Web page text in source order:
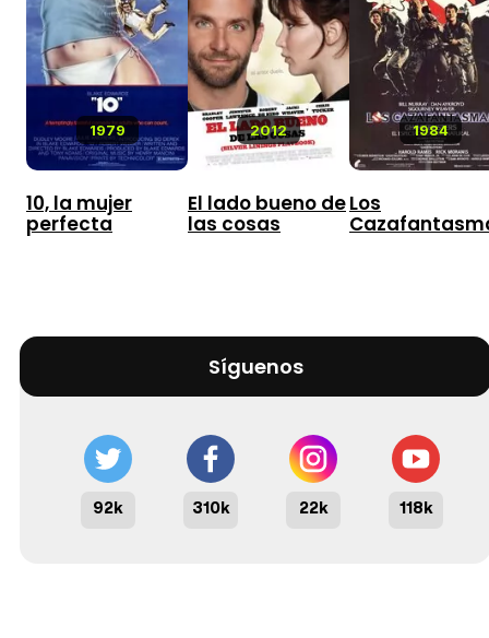
1979
10, la mujer
perfecta
2012
El lado bueno de
las cosas
1984
Los
Síguenos
92k 310k 22k 118k